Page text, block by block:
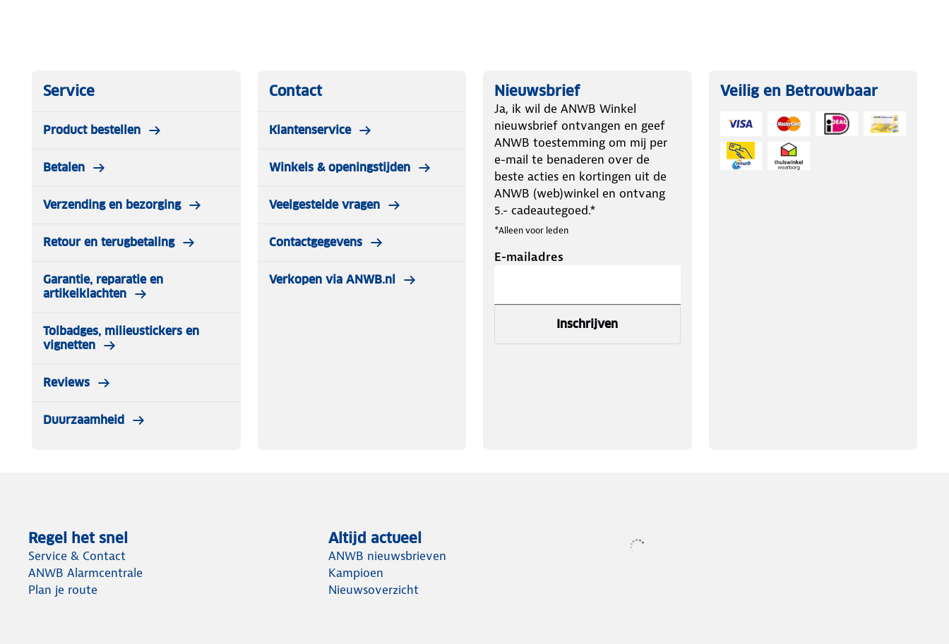
Service
Product bestellen
Betalen
Verzending en bezorging
Retour en terugbetaling
Garantie, reparatie en
artikelklachten
Tolbadges, milieustickers en
vignetten
Reviews
Duurzaamheid
Contact
Klantenservice
Winkels & openingstijden
Veelgestelde vragen
Contactgegevens
Verkopen via ANWB.nl
Nieuwsbrief
Ja, ik wil de ANWB Winkel
nieuwsbrief ontvangen en geef
ANWB toestemming om mij per
e-mail te benaderen over de
beste acties en kortingen uit de
ANWB (web)winkel en ontvang
5.- cadeautegoed.*
*Alleen voor leden
E-mailadres
Inschrijven
Veilig en Betrouwbaar
Regel het snel
Service & Contact
ANWB Alarmcentrale
Plan je route
Altijd actueel
ANWB nieuwsbrieven
Kampioen
Nieuwsoverzicht